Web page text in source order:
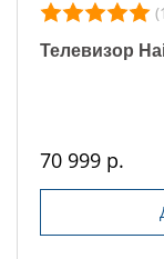
Телевизор
70 999 р.